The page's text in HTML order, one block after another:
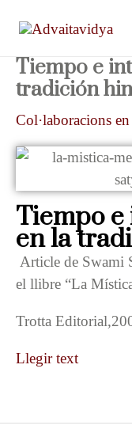
contingut
Tiempo e
tradición
Col·laboracions
Tiempo
en la
Article de Swami
el llibre “La
Trotta
Llegir text